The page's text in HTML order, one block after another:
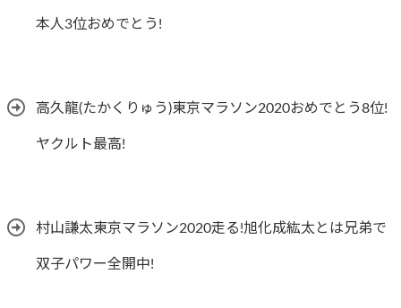
本人3位おめでとう!
高久龍(たかくりゅう)東京マラソン2020おめでとう8位!
ヤクルト最高!
村山謙太東京マラソン2020走る!旭化成紘太とは兄弟で
双子パワー全開中!